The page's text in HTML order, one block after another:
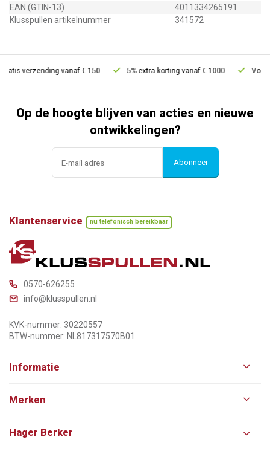
EAN (GTIN-13)
4011334265191
Klusspullen artikelnummer
341572
verzending vanaf € 150 5% extra korting vanaf € 1000 Voor
Op de hoogte blijven van acties en nieuwe
ontwikkelingen?
Abonneer
Klantenservice nu telefonisch bereikbaar
0570-626255
info@klusspullen.nl
KVK-nummer: 30220557
BTW-nummer: NL817317570B01
Informatie
Merken
Hager Berker